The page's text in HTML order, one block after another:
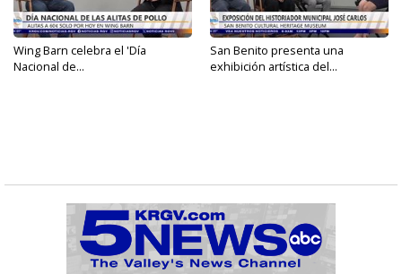
Wing Barn celebra el 'Día
Nacional de...
San Benito presenta una
exhibición artística del...